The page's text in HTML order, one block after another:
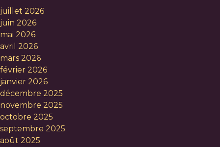
juillet 2026
juin 2026
mai 2026
avril 2026
mars 2026
février 2026
janvier 2026
décembre 2025
novembre 2025
octobre 2025
septembre 2025
août 2025